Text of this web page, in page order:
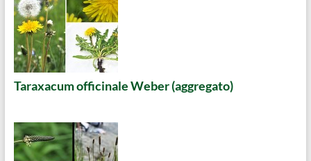
Taraxacum officinale Weber (aggregato)